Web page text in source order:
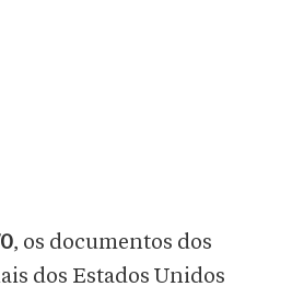
, os documentos dos
dos Estados Unidos